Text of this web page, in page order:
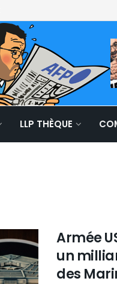
LLP THÈQUE
Armée
un
des